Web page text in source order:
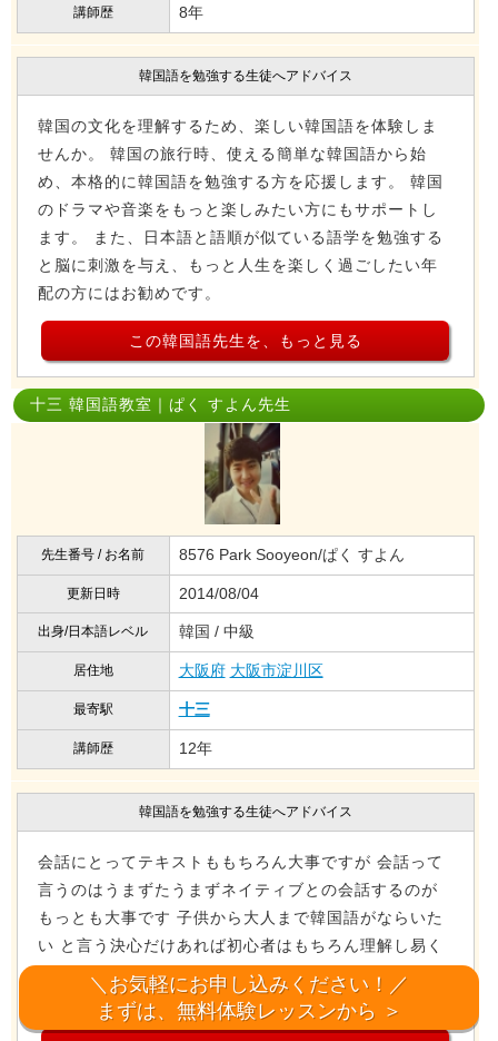
講師歴 8年
韓国語を勉強する生徒へアドバイス
韓国の文化を理解するため、楽しい韓国語を体験しま
せんか。 韓国の旅行時、使える簡単な韓国語から始
め、本格的に韓国語を勉強する方を応援します。 韓国
のドラマや音楽をもっと楽しみたい方にもサポートし
ます。 また、日本語と語順が似ている語学を勉強する
と脳に刺激を与え、もっと人生を楽しく過ごしたい年
配の方にはお勧めです。
この韓国語先生を、もっと見る
十三 韓国語教室｜ぱく すよん先生
先生番号 / お名前 8576 Park Sooyeon/ぱく すよん
更新日時 2014/08/04
出身/日本語レベル 韓国 / 中級
居住地 大阪府 大阪市淀川区
最寄駅 十三
講師歴 12年
韓国語を勉強する生徒へアドバイス
会話にとってテキストももちろん大事ですが 会話って
言うのはうまずたうまずネイティブとの会話するのが
もっとも大事です 子供から大人まで韓国語がならいた
い と言う決心だけあれば初心者はもちろん理解し易く
会話水準に合わせて教えてあげますので御心配なく 熱
意を見せて下さい 後は私がサポートします
＼お気軽にお申し込みください！／
まずは、無料体験レッスンから ＞